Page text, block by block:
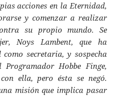
acciones en la Eternidad,
y comenzar a realizar
su propio mundo. Se
Noys Lambent, que ha
secretaria, y sospecha
Hobbe Finge,
ella, pero ésta se negó.
misión que implica pasar